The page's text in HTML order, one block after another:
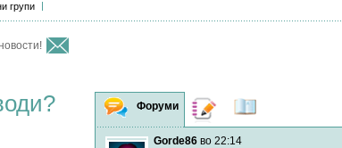
групи
Форуми Дневници
Gorde86во 22:14